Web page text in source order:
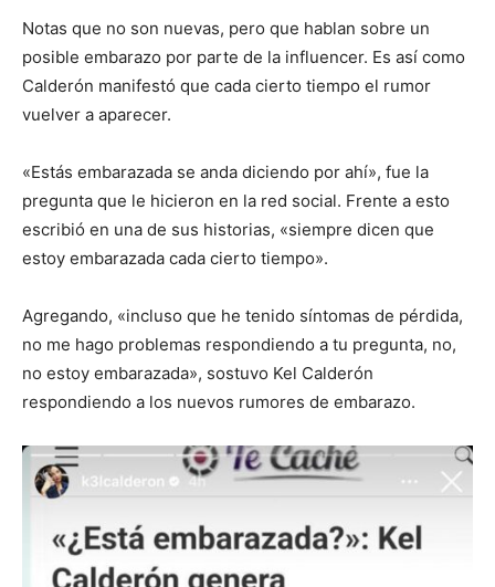
Notas que no son nuevas, pero que hablan sobre un
posible embarazo por parte de la influencer. Es así como
Calderón manifestó que cada cierto tiempo el rumor
vuelver a aparecer.
«Estás embarazada se anda diciendo por ahí», fue la
pregunta que le hicieron en la red social. Frente a esto
escribió en una de sus historias, «siempre dicen que
estoy embarazada cada cierto tiempo».
Agregando, «incluso que he tenido síntomas de pérdida,
no me hago problemas respondiendo a tu pregunta, no,
no estoy embarazada», sostuvo Kel Calderón
respondiendo a los nuevos rumores de embarazo.